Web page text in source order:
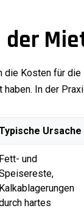
der
die Kosten für
haben. In der
Ursache
Fett- und
Kalkablagerungen
hartes